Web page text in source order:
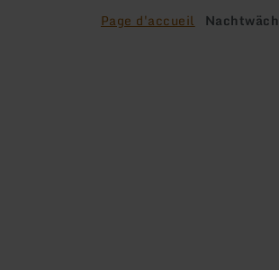
Page d'accueil